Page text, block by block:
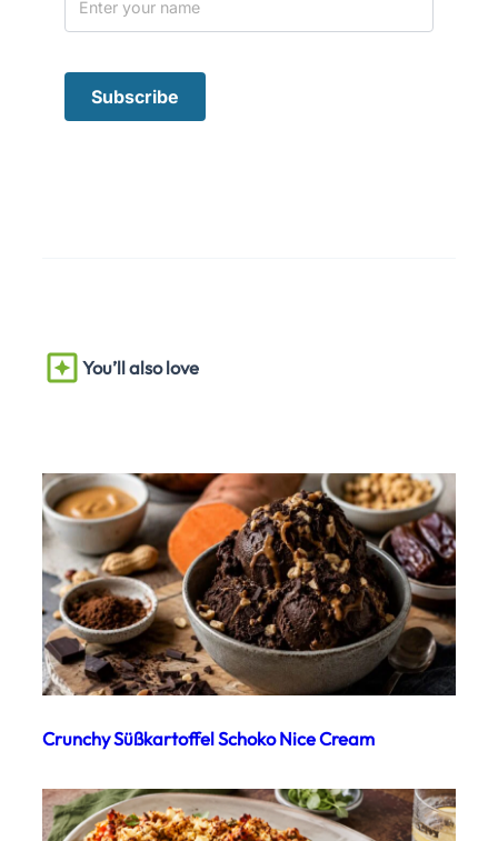
You’ll also love
Crunchy Süßkartoffel Schoko Nice Cream